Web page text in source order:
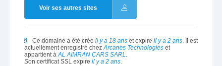
Voir ses autres sites
Ce domaine a été crée il y a 18 anset expire il y a 2 ans. Il est
actuellement enregistré chezArcanes Technologieset
appartient àAL AIMRAN CARS SARL.
Son certificat SSL expire il y a 2 ans.